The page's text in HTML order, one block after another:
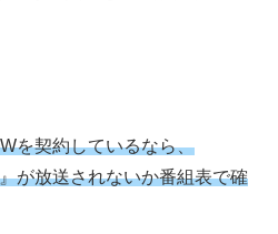
を契約しているなら、
が放送されないか番組表で確